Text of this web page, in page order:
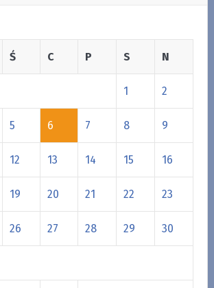
Ś C P S N
1 2
5 6 7 8 9
12 13 14 15 16
19 20 21 22 23
26 27 28 29 30